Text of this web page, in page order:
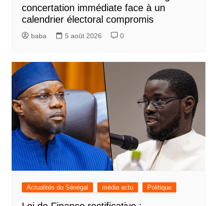
concertation immédiate face à un
calendrier électoral compromis
baba 5 août 2026 0
Actualités du Sénégal média actu Politique